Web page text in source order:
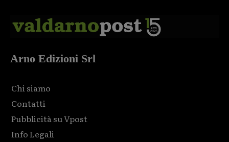
Arno Edizioni Srl
Chi siamo
Contatti
Pubblicità su Vpost
Info Legali